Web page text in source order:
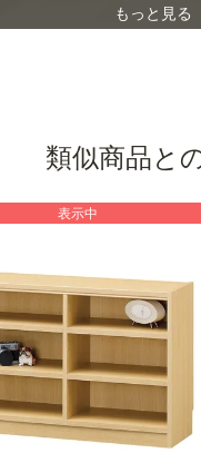
たオリジナル
すべての棚をお
もっと見る
類似商品と
表示中